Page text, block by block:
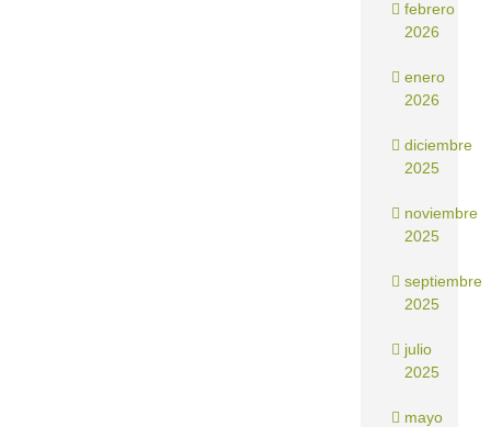
febrero
2026
enero
2026
diciembre
2025
noviembre
2025
septiembre
2025
julio
2025
mayo